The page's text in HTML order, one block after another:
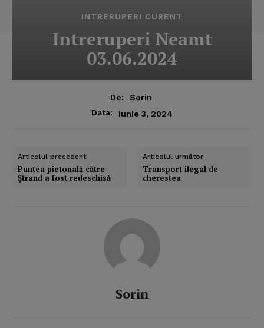
INTRERUPERI CURENT
Intreruperi Neamt
03.06.2024
De:
Sorin
Data:
iunie 3, 2024
Articolul precedent
Puntea pietonală către
Ştrand a fost redeschisă
Articolul următor
Transport ilegal de
cherestea
Sorin